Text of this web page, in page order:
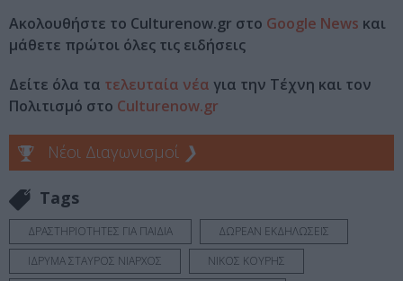
Ακολουθήστε το Culturenow.gr στο Google News και
μάθετε πρώτοι όλες τις ειδήσεις
Δείτε όλα τα τελευταία νέα για την Τέχνη και τον
Πολιτισμό στο Culturenow.gr
Νέοι Διαγωνισμοί ❯
Tags
ΔΡΑΣΤΗΡΙΟΤΗΤΕΣ ΓΙΑ ΠΑΙΔΙΑ
ΔΩΡΕΑΝ ΕΚΔΗΛΩΣΕΙΣ
ΙΔΡΥΜΑ ΣΤΑΥΡΟΣ ΝΙΑΡΧΟΣ
ΝΙΚΟΣ ΚΟΥΡΗΣ